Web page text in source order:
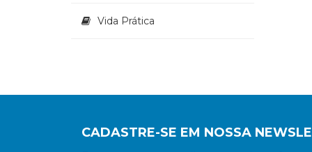
Vida Prática
CADASTRE-SE EM NOSSA